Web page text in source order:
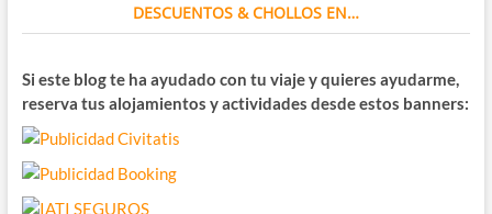
DESCUENTOS & CHOLLOS EN…
Si este blog te ha ayudado con tu viaje y quieres ayudarme,
reserva tus alojamientos y actividades desde estos banners: